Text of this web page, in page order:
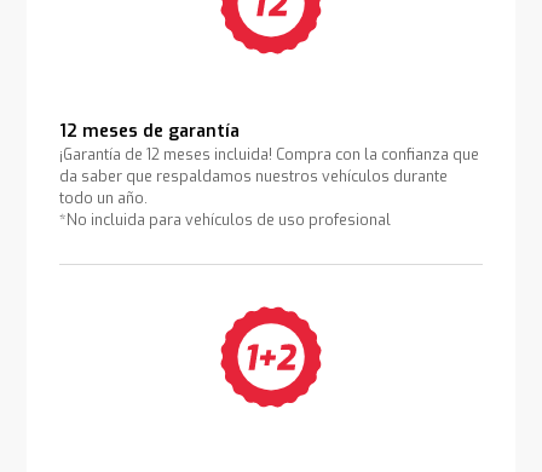
12 meses de garantía
¡Garantía de 12 meses incluida! Compra con la confianza que
da saber que respaldamos nuestros vehículos durante
todo un año.
*No incluida para vehículos de uso profesional